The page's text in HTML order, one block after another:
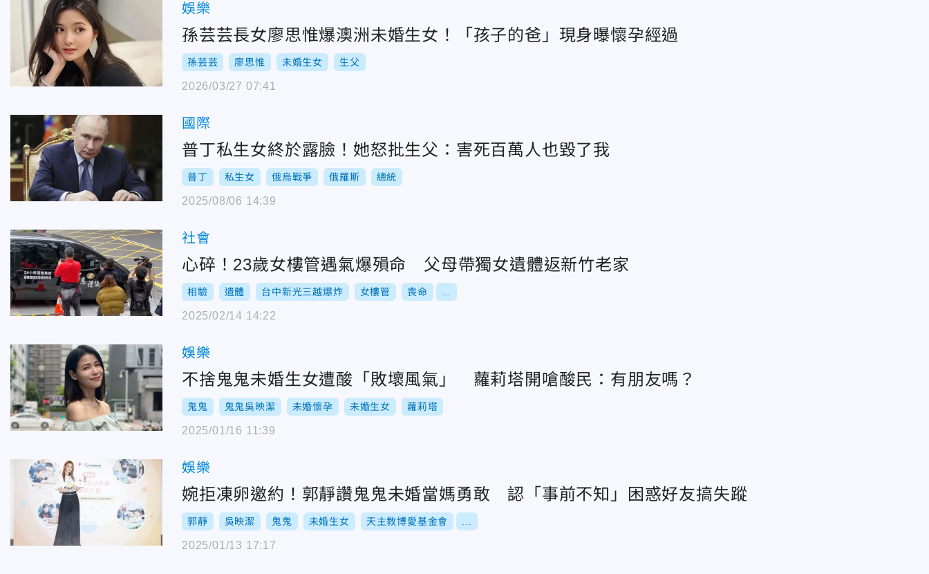
娛樂
孫芸芸長女廖思惟爆澳洲未婚生女！「孩子的爸」現身曝懷孕經過
孫芸芸 廖思惟 未婚生女 生父
2026/03/27 07:41
國際
普丁私生女終於露臉！她怒批生父：害死百萬人也毀了我
普丁 私生女 俄烏戰爭 俄羅斯 總統
2025/08/06 14:39
社會
心碎！23歲女樓管遇氣爆殞命 父母帶獨女遺體返新竹老家
相驗 遺體 台中新光三越爆炸 女樓管 喪命
2025/02/14 14:22
娛樂
不捨鬼鬼未婚生女遭酸「敗壞風氣」 蘿莉塔開嗆酸民：有朋友嗎？
鬼鬼 鬼鬼吳映潔 未婚懷孕 未婚生女 蘿莉塔
2025/01/16 11:39
娛樂
婉拒凍卵邀約！郭靜讚鬼鬼未婚當媽勇敢 認「事前不知」困惑好友搞失蹤
郭靜 吳映潔 鬼鬼 未婚生女 天主教博愛基金會
2025/01/13 17:17